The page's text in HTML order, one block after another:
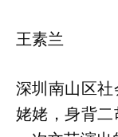
王素兰
深圳南山区
姥姥，身背